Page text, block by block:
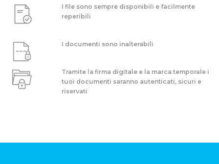
I file sono sempre disponibili e facilmente
reperibili
I documenti sono inalterabili
Tramite la firma digitale e la marca temporale i
tuoi documenti saranno autenticati, sicuri e
riservati